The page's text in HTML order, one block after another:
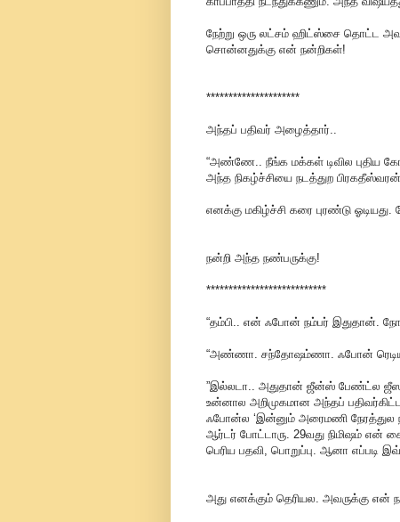
நேற்று ஒரு லட்சம் ஹிட்ஸ்சை தொட்ட
சொன்னதுக்கு என் நன்றிகள்!
*********************
அந்தப் பதிவர் அழைத்தார்..
“அண்ணே.. நீங்க மக்கள் டிவில புதிய
அந்த நிகழ்ச்சியை நடத்துற
எனக்கு மகிழ்ச்சி கரை புரண்டு ஓடியது.
நன்றி அந்த நண்பருக்கு!
***************************
“தம்பி.. என் ஃபோன் நம்பர் இதுதான்.
“அண்ணா. சந்தோஷம்ணா. ஃபோன்
”இல்லடா.. அதுதான் ஜீன்ஸ் பேண்ட்ல
உன்னால அறிமுகமான அந்தப்
ஃபோன்ல ‘இன்னும் அரைமணி நேரத்துல
ஆர்டர் போட்டாரு. 29வது நிமிஷம்
பெரிய பதவி, பொறுப்பு. ஆனா
அது எனக்கும் தெரியல. அவருக்கு என்